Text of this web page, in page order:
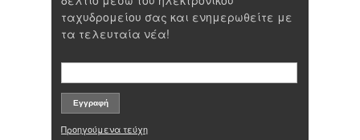
ταχυδρομείου σας και ενημερωθείτε με
τα τελευταία νέα!
Προηγούμενα τεύχη